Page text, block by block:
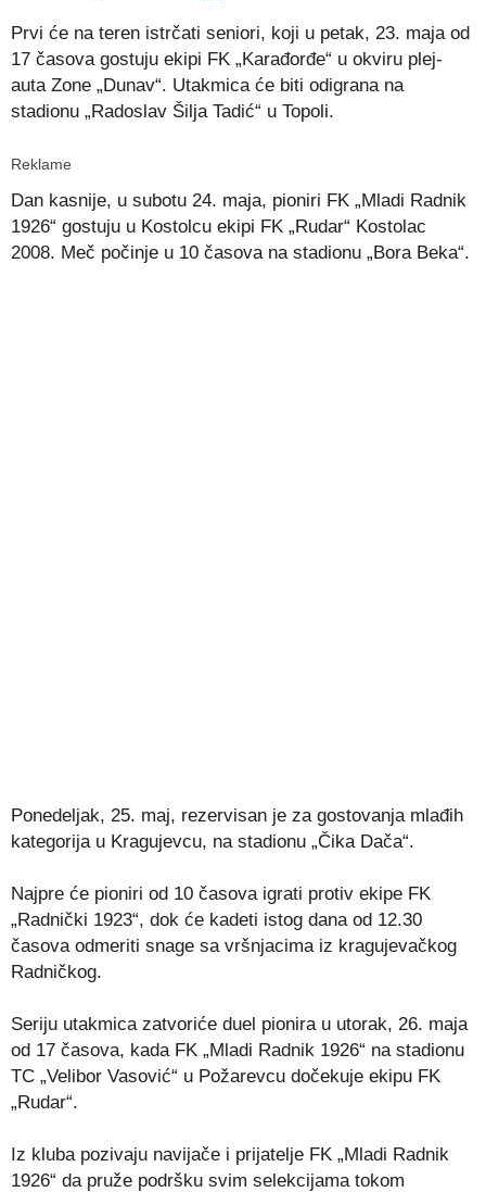
Prvi će na teren istrčati seniori, koji u petak, 23. maja od
17 časova gostuju ekipi FK „Karađorđe“ u okviru plej-
auta Zone „Dunav“. Utakmica će biti odigrana na
stadionu „Radoslav Šilja Tadić“ u Topoli.
Reklame
Dan kasnije, u subotu 24. maja, pioniri FK „Mladi Radnik
1926“ gostuju u Kostolcu ekipi FK „Rudar“ Kostolac
2008. Meč počinje u 10 časova na stadionu „Bora Beka“.
Ponedeljak, 25. maj, rezervisan je za gostovanja mlađih
kategorija u Kragujevcu, na stadionu „Čika Dača“.
Najpre će pioniri od 10 časova igrati protiv ekipe FK
„Radnički 1923“, dok će kadeti istog dana od 12.30
časova odmeriti snage sa vršnjacima iz kragujevačkog
Radničkog.
Seriju utakmica zatvoriće duel pionira u utorak, 26. maja
od 17 časova, kada FK „Mladi Radnik 1926“ na stadionu
TC „Velibor Vasović“ u Požarevcu dočekuje ekipu FK
„Rudar“.
Iz kluba pozivaju navijače i prijatelje FK „Mladi Radnik
1926“ da pruže podršku svim selekcijama tokom